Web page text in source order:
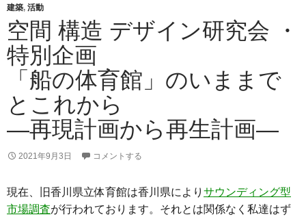
k
建築, 活動
空間 構造 デザイン研究会 ・
特別企画
「船の体育館」のいままで
とこれから
―再現計画から再生計画―
2021年9月3日 コメントする
現在、旧香川県立体育館は香川県により サウンディング型
市場調査が行われております。それとは関係なく私達はず